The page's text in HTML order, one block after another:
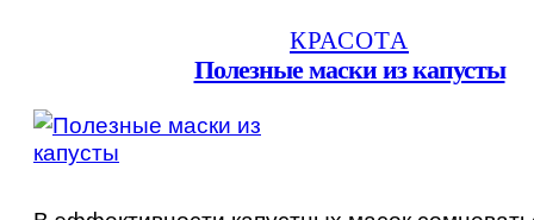
КРАСОТА
Полезные маски из капусты